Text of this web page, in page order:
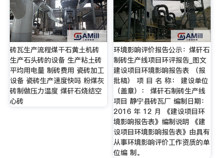
砖瓦生产流程煤干石黄土机砖
生产石头砖的设备 生产粘土砖
平均用电量 制砖费用 瓷砖加工
设备 瓷砖生产速度快吗 粉煤灰
砖制做压力温度 煤矸石烧结空
心砖
环境影响评价报告公示：煤矸石
制砖生产线项目环评报告_图文
建设项目环境影响报告表 （报
批稿） 项 目 名 称： 建设单位
（盖章）： 煤矸石制砖生产线
项目 静宁县砖瓦厂 编制日期：
2016 年 12 月 《建设项目环
境影响报告表》编制说明 《建
设项目环境影响报告表》由具有
从事环境影响评价工作资质的单
位编 制。